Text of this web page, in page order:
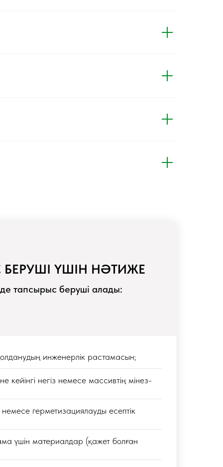
ҮШІН НӘТИЖЕ
тапсырыс беруші алады:
инженерлік растамасын;
кейінгі негіз немесе массивтің мінез-
герметизациялауды есептік
үшін материалдар (қажет болған